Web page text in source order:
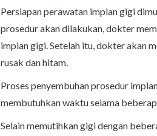
Persiapan perawatan implan gigi
prosedur akan dilakukan, dokter
implan gigi. Setelah itu, dokter akan
rusak dan hitam.
Proses penyembuhan prosedur
membutuhkan waktu selama
Selain memutihkan gigi dengan